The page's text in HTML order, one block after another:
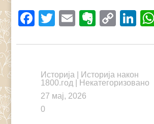
Facebook
Twitter
EmailEvernote
Copy
Историја
Историја након
1800.год
Некатегоризовано
27 мај, 2026
0